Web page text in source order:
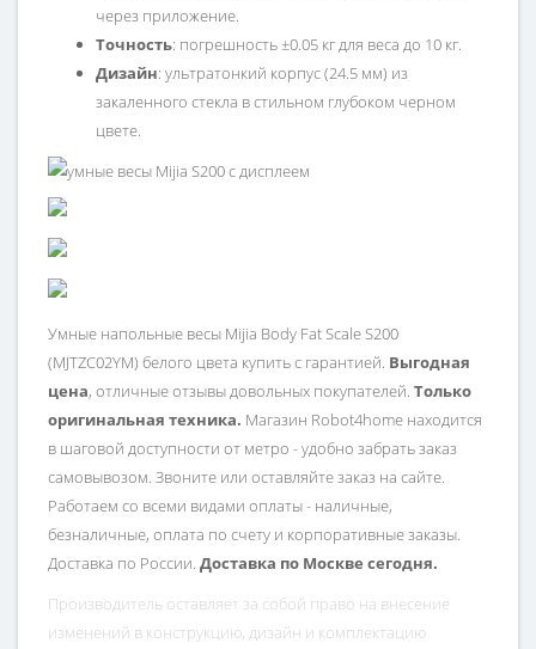
через приложение.
Точность: погрешность ±0.05 кг для веса до 10 кг.
Дизайн: ультратонкий корпус (24.5 мм) из
закаленного стекла в стильном глубоком черном
цвете.
Умные напольные весы Mijia Body Fat Scale S200
(MJTZC02YM) белого цвета купить с гарантией. Выгодная
цена, отличные отзывы довольных покупателей. Только
оригинальная техника. Магазин Robot4home находится
в шаговой доступности от метро - удобно забрать заказ
самовывозом. Звоните или оставляйте заказ на сайте.
Работаем со всеми видами оплаты - наличные,
безналичные, оплата по счету и корпоративные заказы.
Доставка по России. Доставка по Москве сегодня.
Производитель оставляет за собой право на внесение
изменений в конструкцию, дизайн и комплектацию